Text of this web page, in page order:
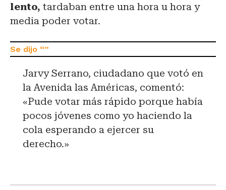
lento, tardaban entre una hora u hora y
media poder votar.
Jarvy Serrano, ciudadano que votó en
la Avenida las Américas, comentó:
«Pude votar más rápido porque había
pocos jóvenes como yo haciendo la
cola esperando a ejercer su
derecho.»